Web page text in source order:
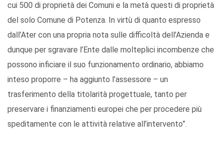
cui 500 di proprietà dei Comuni e la metà questi di proprietà
del solo Comune di Potenza. In virtù di quanto espresso
dall’Ater con una propria nota sulle difficoltà dell’Azienda e
dunque per sgravare l’Ente dalle molteplici incombenze che
possono inficiare il suo funzionamento ordinario, abbiamo
inteso proporre – ha aggiunto l’assessore – un
trasferimento della titolarità progettuale, tanto per
preservare i finanziamenti europei che per procedere più
speditamente con le attività relative all’intervento”.